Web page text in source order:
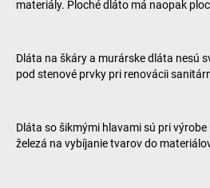
materiály. Ploché dláto má naopak
Dláta na škáry a murárske dláta nesú
pod stenové prvky pri renovácii
Dláta so šikmými hlavami sú pri
železá na vybíjanie tvarov do